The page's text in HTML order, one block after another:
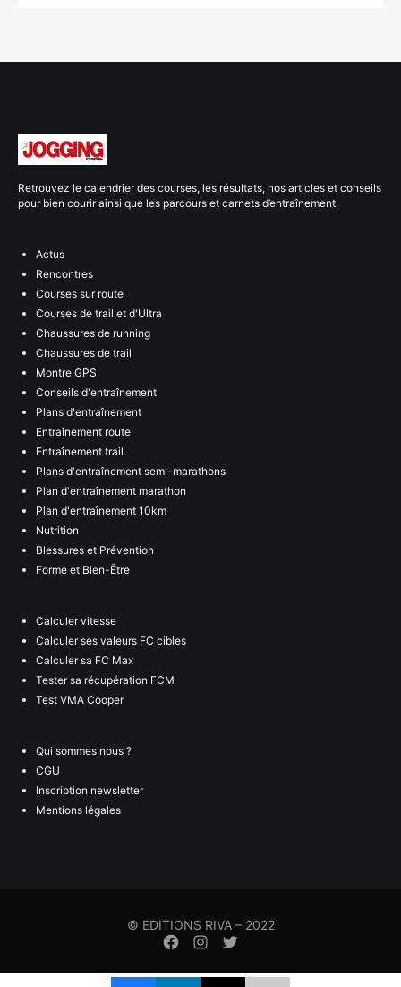
Retrouvez le calendrier des courses, les résultats, nos articles et conseils
pour bien courir ainsi que les parcours et carnets d’entraînement.
Actus
Rencontres
Courses sur route
Courses de trail et d'Ultra
Chaussures de running
Chaussures de trail
Montre GPS
Conseils d'entraînement
Plans d'entraînement
Entraînement route
Entraînement trail
Plans d'entraînement semi-marathons
Plan d'entraînement marathon
Plan d'entraînement 10km
Nutrition
Blessures et Prévention
Forme et Bien-Être
Calculer vitesse
Calculer ses valeurs FC cibles
Calculer sa FC Max
Tester sa récupération FCM
Test VMA Cooper
Qui sommes nous ?
CGU
Inscription newsletter
Mentions légales
© EDITIONS RIVA – 2022
Élément
menude
de